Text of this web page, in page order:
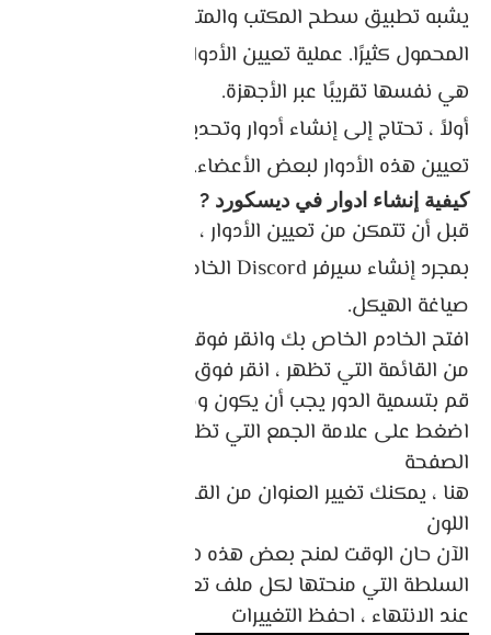
المحمول كثيرًا. عملية تعيين الأدوار وتكوين الأعضاء
هي نفسها تقريبًا عبر الأجهزة.
أولاً ، تحتاج إلى إنشاء أدوار وتحديد سلطتها قبل
تعيين هذه الأدوار لبعض الأعضاء.
كيفية إنشاء ادوار في ديسكورد ?
قبل أن تتمكن من تعيين الأدوار ، تحتاج إلى خادم.
بمجرد إنشاء سيرفر Discord الخاص بك ، ابدأ في
صياغة الهيكل.
افتح الخادم الخاص بك وانقر فوقه بزر الماوس الأيمن.
من القائمة التي تظهر ، انقر فوق الخادم
قم بتسمية الدور يجب أن يكون وصفيًا للسلطة.
اضغط على علامة الجمع التي تظهر في أعلى يمين
الصفحة
هنا ، يمكنك تغيير العنوان من القائمة وحتى اختيار
اللون
الآن حان الوقت لمنح بعض هذه هي في الأساس
السلطة التي منحتها لكل ملف تعريف.
عند الانتهاء ، احفظ التغييرات